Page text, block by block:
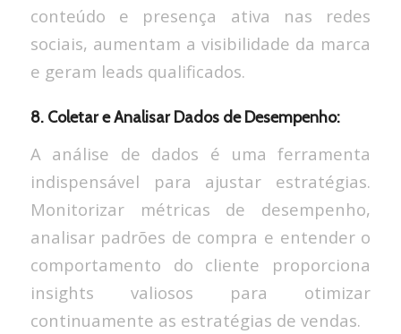
conteúdo e presença ativa nas redes
sociais, aumentam a visibilidade da marca
e geram leads qualificados.
8. Coletar e Analisar Dados de Desempenho:
A análise de dados é uma ferramenta
indispensável para ajustar estratégias.
Monitorizar métricas de desempenho,
analisar padrões de compra e entender o
comportamento do cliente proporciona
insights valiosos para otimizar
continuamente as estratégias de vendas.